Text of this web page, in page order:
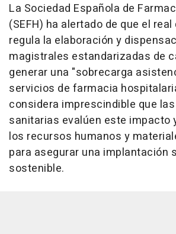
La Sociedad Española de
(SEFH) ha alertado de que el
regula la elaboración y
magistrales estandarizadas de
generar una "sobrecarga
servicios de farmacia
considera imprescindible que
sanitarias evalúen este impacto
los recursos humanos y
para asegurar una implantación
sostenible.